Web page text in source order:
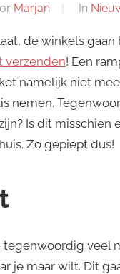
Marjan In
de winkels
verzenden! Een
namelijk niet
nemen.
Is dit
Zo gepiept dus!
tegenwoordig veel
je maar wilt. Dit